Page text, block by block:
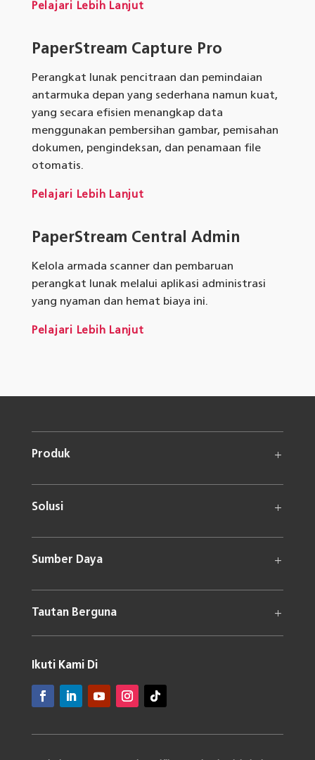
Pelajari Lebih Lanjut
PaperStream Capture Pro
Perangkat lunak pencitraan dan pemindaian
antarmuka depan yang sederhana namun kuat,
yang secara efisien menangkap data
menggunakan pembersihan gambar, pemisahan
dokumen, pengindeksan, dan penamaan file
otomatis.
Pelajari Lebih Lanjut
PaperStream Central Admin
Kelola armada scanner dan pembaruan
perangkat lunak melalui aplikasi administrasi
yang nyaman dan hemat biaya ini.
Pelajari Lebih Lanjut
Produk
Solusi
Sumber Daya
Tautan Berguna
Ikuti Kami Di